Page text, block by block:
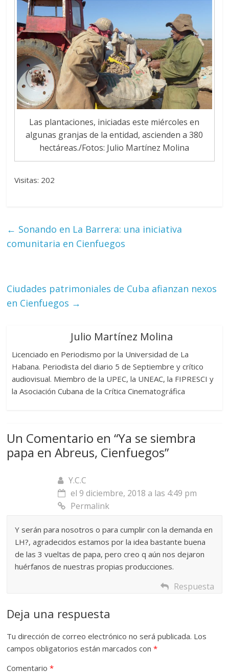
Las plantaciones, iniciadas este miércoles en
algunas granjas de la entidad, ascienden a 380
hectáreas./Fotos: Julio Martínez Molina
Visitas: 202
← Sonando en La Barrera: una iniciativa
comunitaria en Cienfuegos
Ciudades patrimoniales de Cuba afianzan nexos
en Cienfuegos →
Julio Martínez Molina
Licenciado en Periodismo por la Universidad de La
Habana. Periodista del diario 5 de Septiembre y crítico
audiovisual. Miembro de la UPEC, la UNEAC, la FIPRESCI y
la Asociación Cubana de la Crítica Cinematográfica
Un Comentario en “Ya se siembra
papa en Abreus, Cienfuegos”
Y.C.C
el 9 diciembre, 2018 a las 4:49 pm
Permalink
Y serán para nosotros o para cumplir con la demanda en
LH?, agradecidos estamos por la idea bastante buena
de las 3 vueltas de papa, pero creo q aún nos dejaron
huérfanos de nuestras propias producciones.
Respuesta
Deja una respuesta
Tu dirección de correo electrónico no será publicada. Los
campos obligatorios están marcados con*
Comentario*